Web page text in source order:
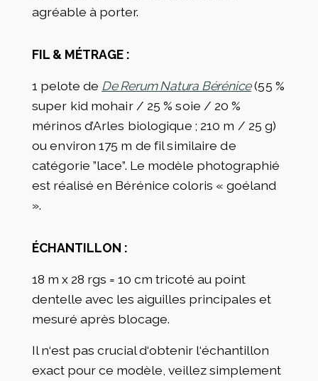
agréable à porter.
FIL & MÉTRAGE :
1 pelote de De Rerum Natura Bérénice(55 %
super kid mohair / 25 % soie / 20 %
mérinos d’Arles biologique ; 210 m / 25 g)
ou environ 175 m de fil similaire de
catégorie ”lace”. Le modèle photographié
est réalisé en Bérénice coloris « goéland
».
ÉCHANTILLON :
18 m x 28 rgs = 10 cm tricoté au point
dentelle avec les aiguilles principales et
mesuré après blocage.
Il n‘est pas crucial d‘obtenir l‘échantillon
exact pour ce modèle, veillez simplement